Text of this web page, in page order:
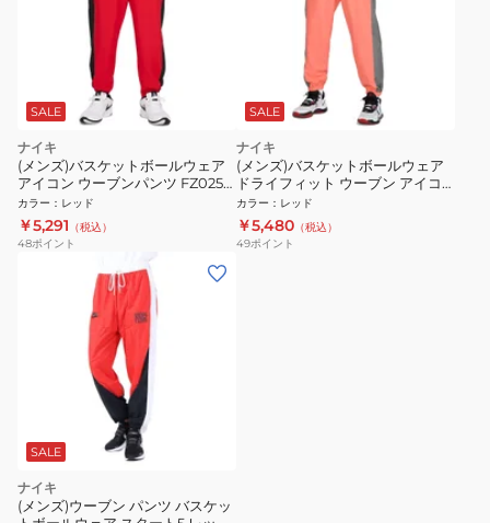
SALE
ナイキ
(メンズ)バスケットボールウェア
アイコン ウーブンパンツ FZ0251-
657
カラー ： レッド
￥5,291 （税込）
48ポイント
SALE
ナイキ
(メンズ)バスケットボールウェア
ドライフィット ウーブン アイコ
ン パンツ STR TF FZ0251-643
カラー ： レッド
￥5,480 （税込）
49ポイント
SALE
ナイキ
(メンズ)ウーブン パンツ バスケッ